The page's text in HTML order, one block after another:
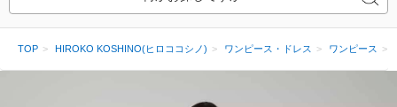
TOP HIROKO KOSHINO(ヒロココシノ) ワンピース・ドレス ワンピース